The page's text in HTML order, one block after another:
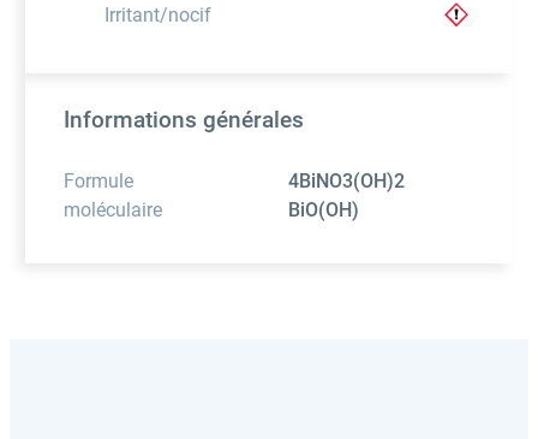
Irritant/nocif
Informations générales
Formule
moléculaire
4BiNO3(OH)2
BiO(OH)